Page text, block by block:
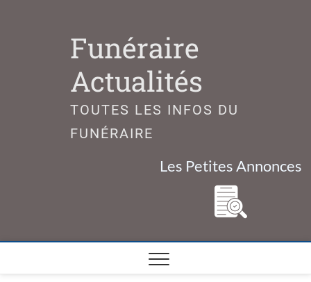
Funéraire
Actualités
TOUTES LES INFOS DU
FUNÉRAIRE
Les Petites Annonces